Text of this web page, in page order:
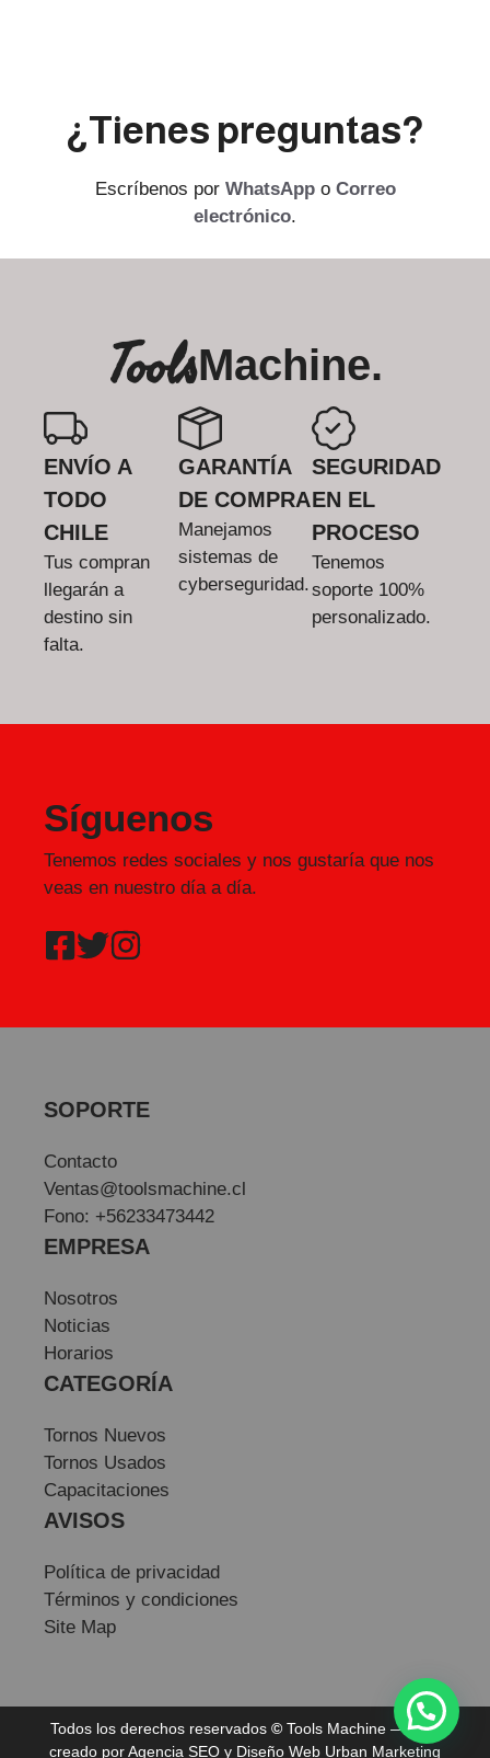
¿Tienes preguntas?
Escríbenos por WhatsAppo Correo
electrónico.
ToolsMachine.
ENVÍO A
TODO
CHILE
Tus compran
llegarán a
destino sin
falta.
GARANTÍA
DE COMPRA
Manejamos
sistemas de
cyberseguridad.
SEGURIDAD
EN EL
PROCESO
Tenemos
soporte 100%
personalizado.
Síguenos
Tenemos redes sociales y nos gustaría que nos
veas en nuestro día a día.
SOPORTE
Contacto
Ventas@toolsmachine.cl
Fono: +56233473442
EMPRESA
Nosotros
Noticias
Horarios
CATEGORÍA
Tornos Nuevos
Tornos Usados
Capacitaciones
AVISOS
Política de privacidad
Términos y condiciones
Site Map
Todos los derechos reservados © Tools Machine — Sitio
creado porAgencia SEO y Diseño Web Urban Marketing